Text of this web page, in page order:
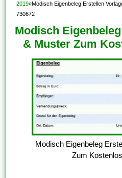
2019»Modisch Eigenbeleg Erstellen
730672
Modisch
& Muster Zum
Modisch Eigenbeleg
Zum